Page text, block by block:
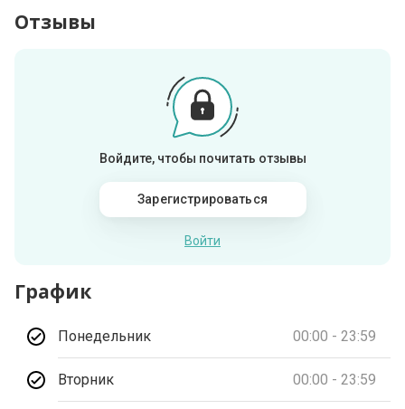
Отзывы
Войдите, чтобы почитать отзывы
Зарегистрироваться
Войти
График
Понедельник 00:00 - 23:59
Вторник 00:00 - 23:59